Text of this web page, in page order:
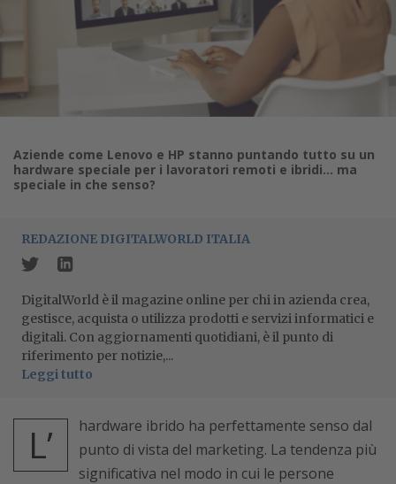
Aziende come Lenovo e HP stanno puntando tutto su un
hardware speciale per i lavoratori remoti e ibridi… ma
speciale in che senso?
REDAZIONE DIGITALWORLD ITALIA
DigitalWorld è il magazine online per chi in azienda crea,
gestisce, acquista o utilizza prodotti e servizi informatici e
digitali. Con aggiornamenti quotidiani, è il punto di
riferimento per notizie,...
Leggi tutto
L’
hardware ibrido ha perfettamente senso dal
punto di vista del marketing. La tendenza più
significativa nel modo in cui le persone